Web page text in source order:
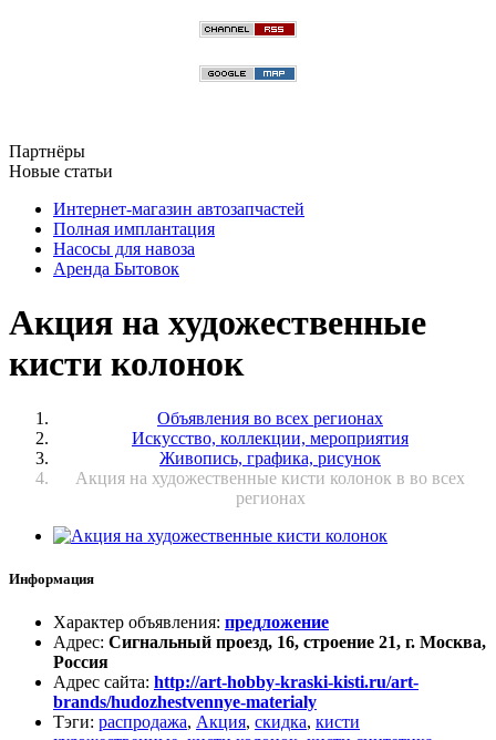
Партнёры
Новые статьи
Интернет-магазин автозапчастей
Полная имплантация
Насосы для навоза
Аренда Бытовок
Акция на художественные
кисти колонок
Объявления во всех регионах
Искусство, коллекции, мероприятия
Живопись, графика, рисунок
Акция на художественные кисти колонок в во всех
регионах
Информация
Характер объявления: предложение
Адрес: Сигнальный проезд, 16, строение 21, г. Москва,
Россия
Адрес сайта: http://art-hobby-kraski-kisti.ru/art-
brands/hudozhestvennye-materialy
Тэги: распродажа, Акция, скидка, кисти